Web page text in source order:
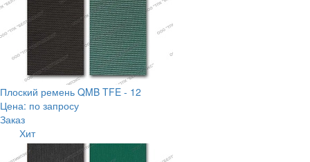
Плоский ремень QMB TFE - 12
Цена: по запросу
Заказ
Хит